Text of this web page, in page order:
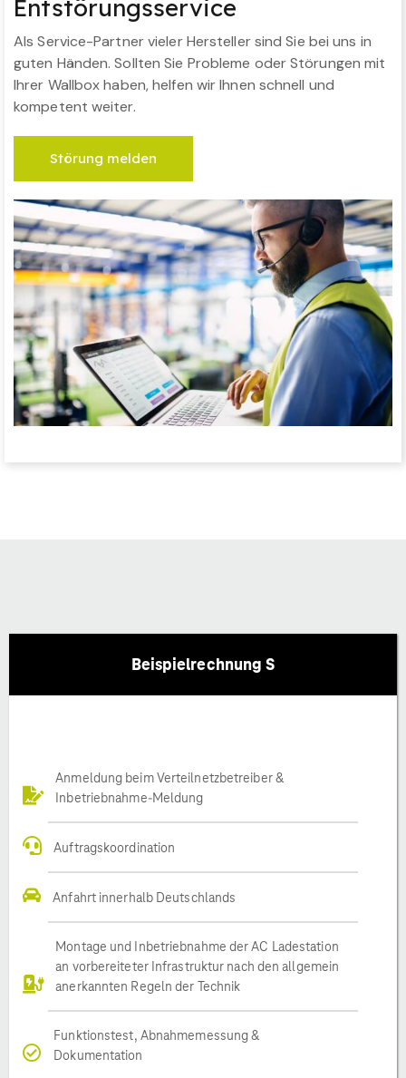
Entstörungsservice
Als Service-Partner vieler Hersteller sind Sie bei uns in
guten Händen. Sollten Sie Probleme oder Störungen mit
Ihrer Wallbox haben, helfen wir Ihnen schnell und
kompetent weiter.
Störung melden
Beispielrechnung S
Anmeldung beim Verteilnetzbetreiber &
Inbetriebnahme-Meldung
Auftragskoordination
Anfahrt innerhalb Deutschlands
Montage und Inbetriebnahme der AC Ladestation
an vorbereiteter Infrastruktur nach den allgemein
anerkannten Regeln der Technik
Funktionstest, Abnahmemessung &
Dokumentation